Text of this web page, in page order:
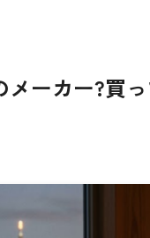
メーカー?買